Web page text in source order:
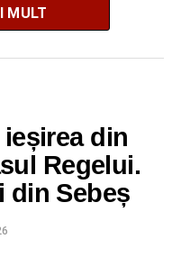
AGORA – Născuți
Comunei Gârbova
publicului va fi
a comunei vor fi
MULT
din
Regelui.
din Sebeș